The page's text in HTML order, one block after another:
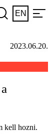
EN
2023.06.20.
kell hozni.